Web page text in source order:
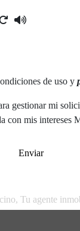
de uso y
gestionar mi
con mis intereses
Enviar
Tu agente